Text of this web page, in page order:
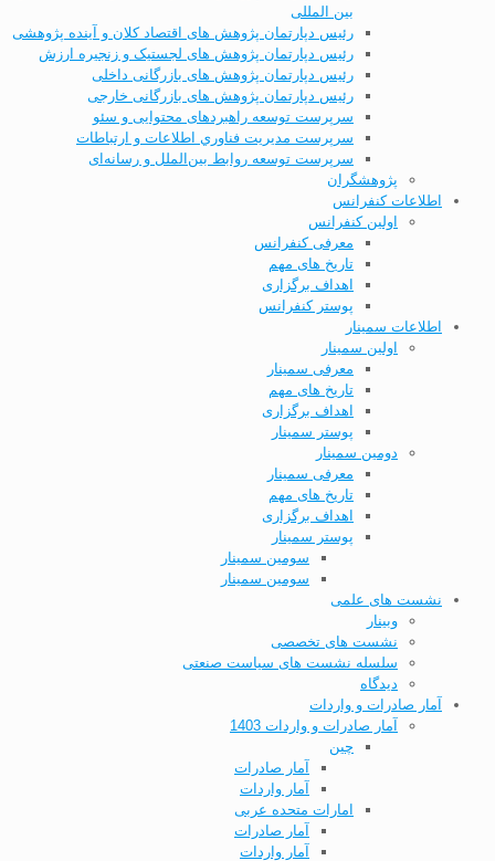
بین المللی
رئیس دپارتمان پژوهش های اقتصاد کلان و آینده پژوهشی
رئیس دپارتمان پژوهش های لجستیک و زنجیره ارزش
رئیس دپارتمان پژوهش های بازرگانی داخلی
رئیس دپارتمان پژوهش های بازرگانی خارجی
سرپرست توسعه راهبردهای محتوایی و سئو
سرپرست مديریت فناوري اطلاعات و ارتباطات
سرپرست توسعه روابط بین‌الملل و رسانه‌ای
پژوهشگران
اطلاعات کنفرانس
اولین کنفرانس
معرفی کنفرانس
تاریخ های مهم
اهداف برگزاری
پوستر کنفرانس
اطلاعات سمینار
اولین سمینار
معرفی سمینار
تاریخ های مهم
اهداف برگزاری
پوستر سمینار
دومین سمینار
معرفی سمینار
تاریخ های مهم
اهداف برگزاری
پوستر سمینار
سومین سمینار
سومین سمینار
نشست های علمی
وبینار
نشست های تخصصی
سلسله نشست های سیاست صنعتی
دیدگاه
آمار صادرات و واردات
آمار صادرات و واردات 1403
چین
آمار صادرات
آمار واردات
امارات متحده عربی
آمار صادرات
آمار واردات